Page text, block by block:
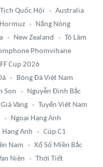
Quốc Hội
Australia
Nắng Nóng
New Zealand
Tô Lâm
Phomvihane
Cup 2026
Bóng Đá Việt Nam
Son
Nguyễn Đình Bắc
Giá Vàng
Tuyển Việt Nam
Ngoại Hạng Anh
Anh
Cúp C1
Nam
Xổ Số Miền Bắc
Niên Thời Tiết